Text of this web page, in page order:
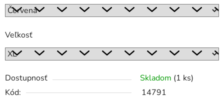
Veľkosť
Dostupnosť Skladom (1 ks)
Kód:
14791